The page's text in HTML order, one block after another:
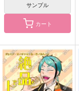
サンプル
カート